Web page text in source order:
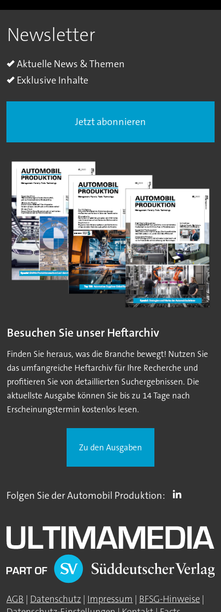
Newsletter
Aktuelle News & Themen
Exklusive Inhalte
Jetzt abonnieren
Besuchen Sie unser Heftarchiv
Finden Sie heraus, was die Branche bewegt! Nutzen Sie
das umfangreiche Heftarchiv für Ihre Recherche und
profitieren Sie von detaillierten Suchergebnissen. Die
aktuellste Ausgabe können Sie bis zu 14 Tage nach
Erscheinungstermin kostenlos lesen.
Zu den Ausgaben
Folgen Sie der Automobil Produktion:
AGB | Datenschutz | Impressum | BFSG-Hinweise |